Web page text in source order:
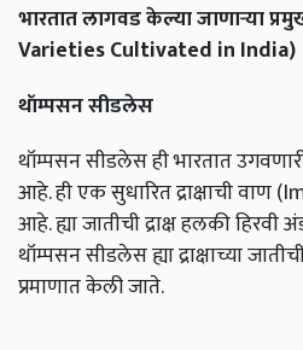
भारतात लागवड केल्या जाणार्‍या
Varieties Cultivated in India)
थॉम्पसन सीडलेस
थॉम्पसन सीडलेस ही भारतात उगवणारी
आहे. ही एक सुधारित द्राक्षाची वाण
आहे. ह्या जातीची द्राक्ष हलकी
थॉम्पसन सीडलेस ह्या द्राक्षाच्या
प्रमाणात केली जाते.